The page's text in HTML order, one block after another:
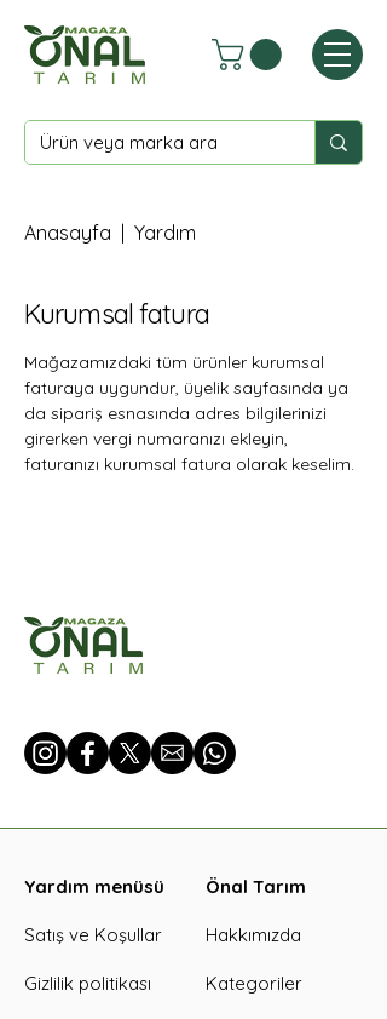
Anasayfa Yardım
Kurumsal fatura
Mağazamızdaki tüm ürünler kurumsal
faturaya uygundur, üyelik sayfasında ya
da sipariş esnasında adres bilgilerinizi
girerken vergi numaranızı ekleyin,
faturanızı kurumsal fatura olarak keselim.
Yardım menüsü
Satış ve Koşullar
Gizlilik politikası
Önal Tarım
Hakkımızda
Kategoriler